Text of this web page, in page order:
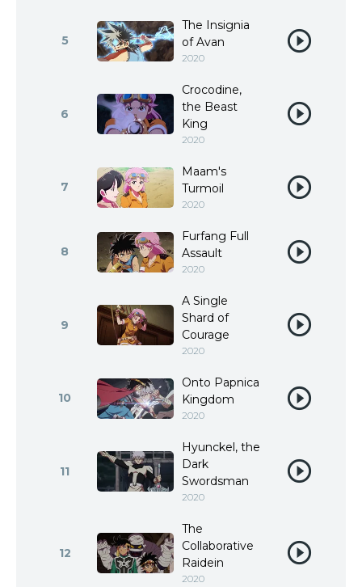
5
The Insignia
of Avan
2020
6
Crocodine,
the Beast
King
2020
7
Maam's
Turmoil
2020
8
Furfang Full
Assault
2020
9
A Single
Shard of
Courage
2020
10
Onto Papnica
Kingdom
2020
11
Hyunckel, the
Dark
Swordsman
2020
12
The
Collaborative
Raidein
2020